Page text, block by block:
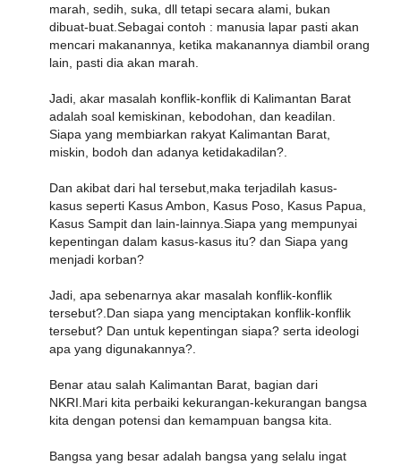
marah, sedih, suka, dll tetapi secara alami, bukan
dibuat-buat.Sebagai contoh : manusia lapar pasti akan
mencari makanannya, ketika makanannya diambil orang
lain, pasti dia akan marah.
Jadi, akar masalah konflik-konflik di Kalimantan Barat
adalah soal kemiskinan, kebodohan, dan keadilan.
Siapa yang membiarkan rakyat Kalimantan Barat,
miskin, bodoh dan adanya ketidakadilan?.
Dan akibat dari hal tersebut,maka terjadilah kasus-
kasus seperti Kasus Ambon, Kasus Poso, Kasus Papua,
Kasus Sampit dan lain-lainnya.Siapa yang mempunyai
kepentingan dalam kasus-kasus itu? dan Siapa yang
menjadi korban?
Jadi, apa sebenarnya akar masalah konflik-konflik
tersebut?.Dan siapa yang menciptakan konflik-konflik
tersebut? Dan untuk kepentingan siapa? serta ideologi
apa yang digunakannya?.
Benar atau salah Kalimantan Barat, bagian dari
NKRI.Mari kita perbaiki kekurangan-kekurangan bangsa
kita dengan potensi dan kemampuan bangsa kita.
Bangsa yang besar adalah bangsa yang selalu ingat